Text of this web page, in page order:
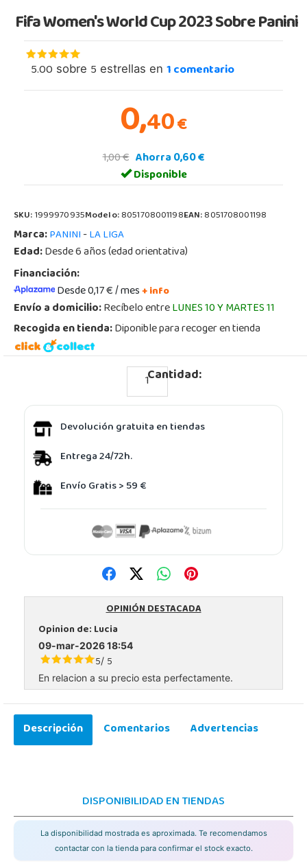
Fifa Women's World Cup 2023 Sobre Panini
5.00 sobre 5 estrellas en 1comentario
0,40€
1,00 € Ahorra 0,60 €
Disponible
SKU:1999970935Modelo:8051708001198EAN:8051708001198
Marca:PANINI-LA LIGA
Edad:Desde 6 años (edad orientativa)
Financiación:
Desde 0,17 € / mes+ info
Envío a domicilio:Recíbelo entreLUNES 10 Y MARTES 11
Recogida en tienda:Diponible para recoger en tienda
Cantidad:
Devolución gratuita en tiendas
Entrega 24/72h.
Envío Gratis > 59 €
OPINIÓN DESTACADA
Opinion de:Lucia
09-mar-2026 18:54
5/ 5
En relacion a su precio esta perfectamente.
Descripción Comentarios Advertencias
DISPONIBILIDAD EN TIENDAS
La disponibilidad mostrada es aproximada. Te recomendamos
contactar con la tienda para confirmar el stock exacto.